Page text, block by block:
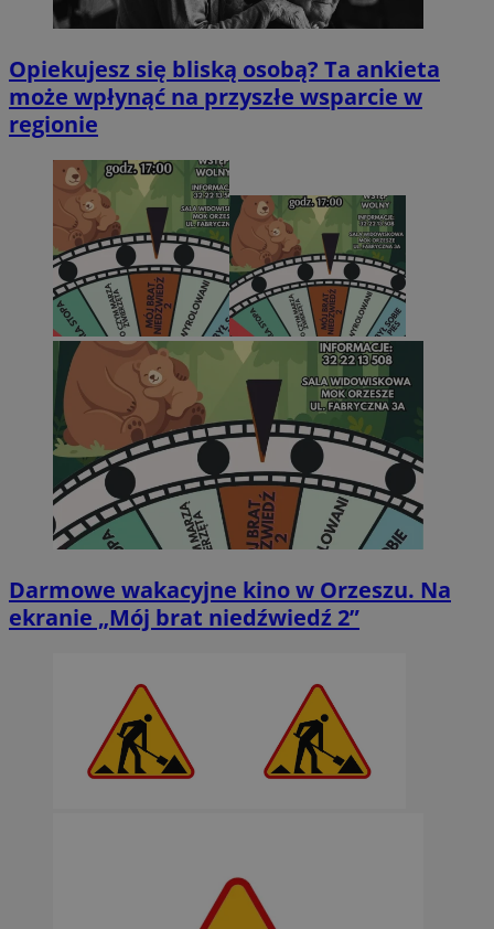
Opiekujesz się bliską osobą? Ta ankieta
może wpłynąć na przyszłe wsparcie w
regionie
Darmowe wakacyjne kino w Orzeszu. Na
ekranie „Mój brat niedźwiedź 2”